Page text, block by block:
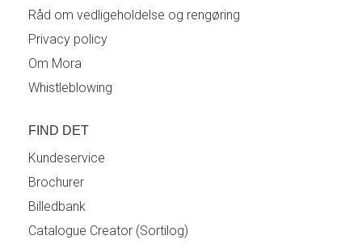
Råd om vedligeholdelse og rengøring
Privacy policy
Om Mora
Whistleblowing
FIND DET
Kundeservice
Brochurer
Billedbank
Catalogue Creator (Sortilog)